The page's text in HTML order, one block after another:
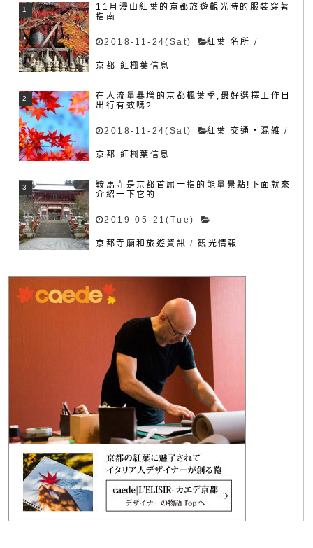
11月漫山紅葉的京都旅遊觀光時的服裝穿著
指南
2018-11-24(Sat) 紅葉 名所 /
京都 紅楓葉信息
在人流量暴增的京都楓葉季,最好選擇工作日
出行有效嗎?
2018-11-24(Sat) 紅葉 交通・混雑 /
京都 紅楓葉信息
鞍馬寺是京都首屈一指的能量景點!下面就來
介紹一下它的...
2019-05-21(Tue)
京都寺廟和旅遊資訊 /観光情報